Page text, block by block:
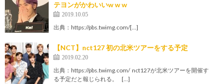
テヨンがかわいいw w w
2019.10.05
出典：https://pbs.twimg.com/[…]
【NCT】nct127 初の北米ツアーをする予定
2019.02.20
出典：https://pbs.twimg.com/ nct127が北米ツアーを開催す
る予定だと報じられる。 […]